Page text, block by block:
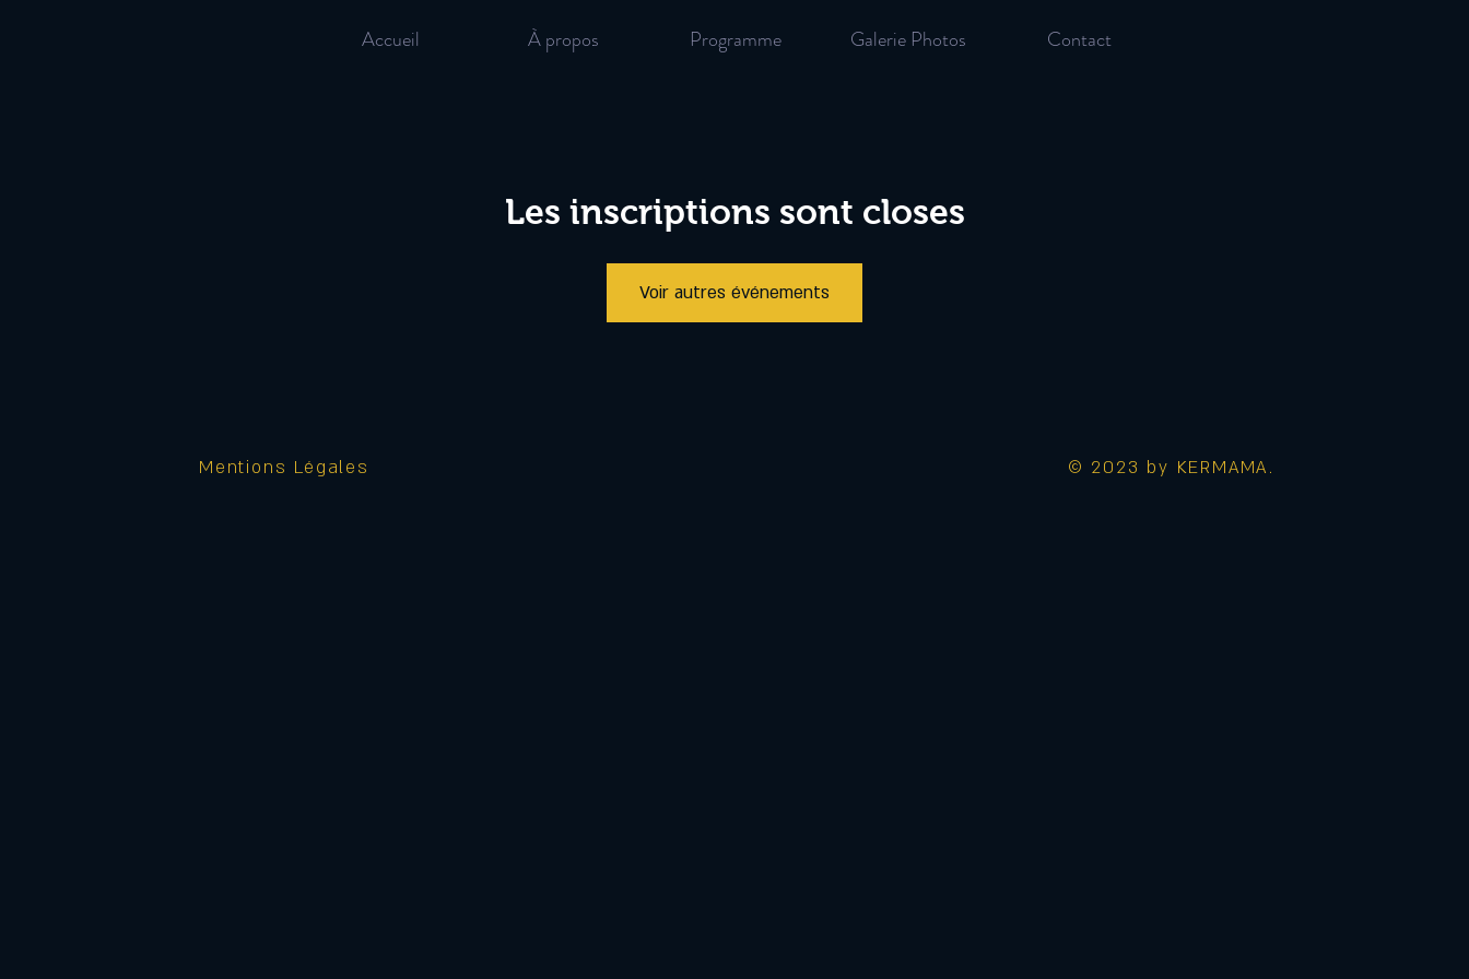
Accueil À propos Programme Galerie Photos Contact
Les inscriptions sont closes
Voir autres événements
Mentions Légales © 2023 by KERMAMA.